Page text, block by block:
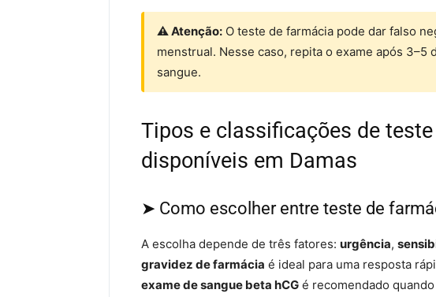
⚠ Atenção: O teste de farmácia pode dar falso
menstrual. Nesse caso, repita o exame após 3–5
sangue.
Tipos e classificações de
disponíveis em Damas
➤ Como escolher entre teste de
A escolha depende de três fatores: urgência,
gravidez de farmácia é ideal para uma resposta
exame de sangue beta hCG é recomendado